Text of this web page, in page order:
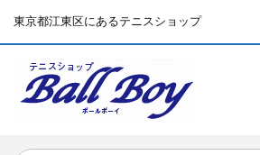
東京都江東区にあるテニスショップ